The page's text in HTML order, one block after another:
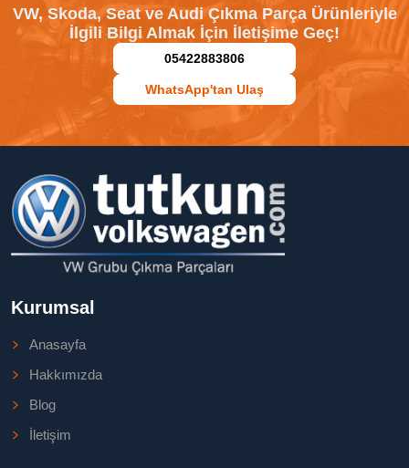
VW, Skoda, Seat ve Audi Çıkma Parça Ürünleriyle
İlgili Bilgi Almak İçin İletişime Geç!
05422883806
WhatsApp'tan Ulaş
Kurumsal
Anasayfa
Hakkımızda
Blog
İletişim